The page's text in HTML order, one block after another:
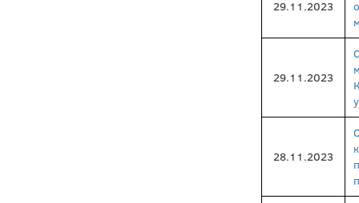
29.11.2023
29.11.2023
28.11.2023